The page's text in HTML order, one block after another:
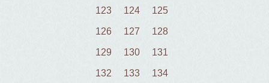
123 124 125
126 127 128
129 130 131
132 133 134